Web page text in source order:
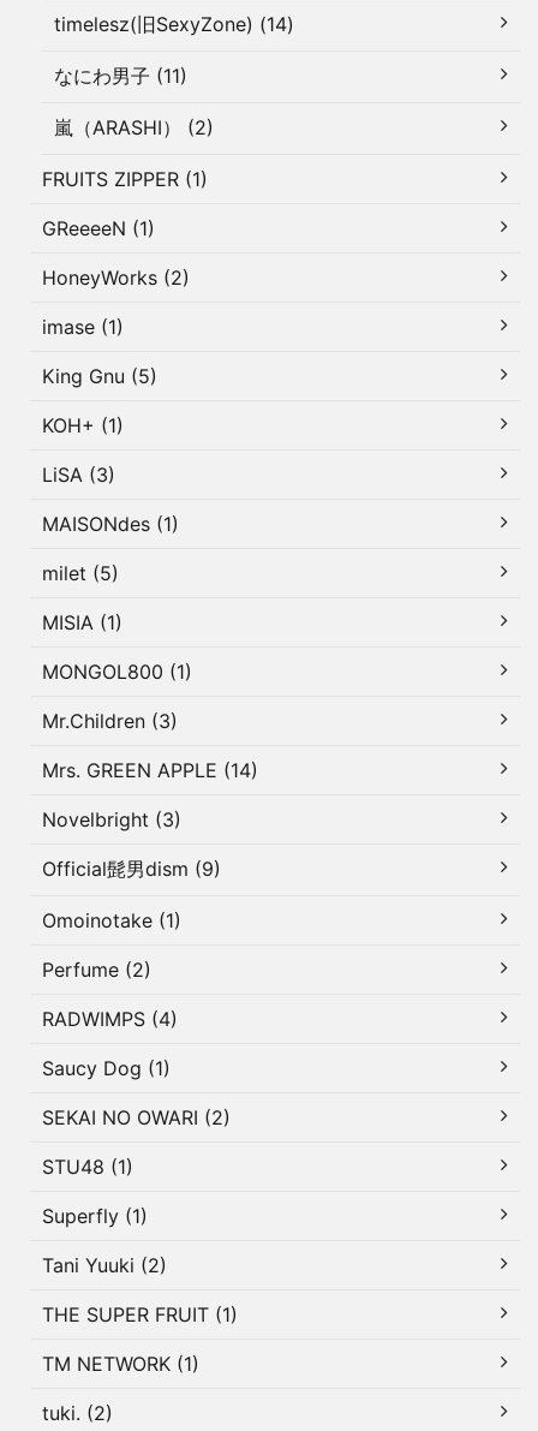
timelesz(旧SexyZone) (14)
なにわ男子 (11)
嵐（ARASHI） (2)
FRUITS ZIPPER (1)
GReeeeN (1)
HoneyWorks (2)
imase (1)
King Gnu (5)
KOH+ (1)
LiSA (3)
MAISONdes (1)
milet (5)
MISIA (1)
MONGOL800 (1)
Mr.Children (3)
Mrs. GREEN APPLE (14)
Novelbright (3)
Official髭男dism (9)
Omoinotake (1)
Perfume (2)
RADWIMPS (4)
Saucy Dog (1)
SEKAI NO OWARI (2)
STU48 (1)
Superfly (1)
Tani Yuuki (2)
THE SUPER FRUIT (1)
TM NETWORK (1)
tuki. (2)